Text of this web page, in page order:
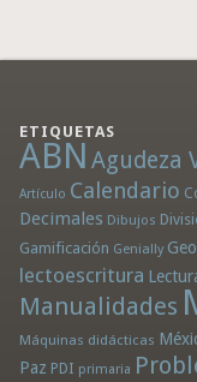
ETIQUETAS
ABN Agudeza
Artículo Calendario
Decimales Dibujos
Gamificación Genially
lectoescritura
Manualidades
Máquinas didácticas
Paz PDI primaria